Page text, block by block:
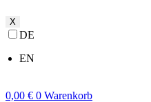
X
DE
EN
0,00 € 0 Warenkorb